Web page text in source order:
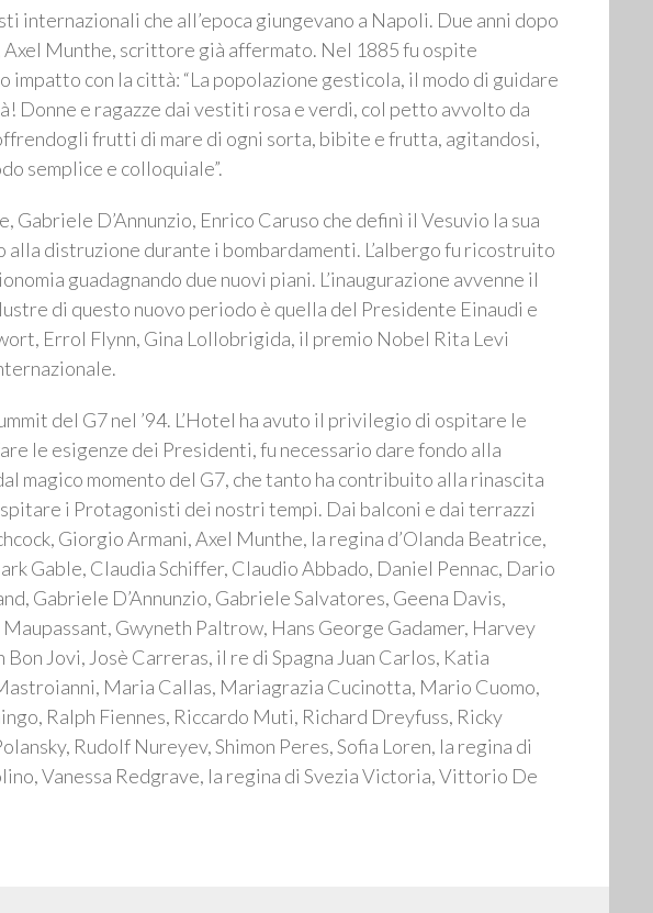
internazionali che all’epoca giungevano a Napoli. Due anni dopo
Axel Munthe, scrittore già affermato. Nel 1885 fu ospite
con la città: “La popolazione gesticola, il modo di guidare
Donne e ragazze dai vestiti rosa e verdi, col petto avvolto da
frutti di mare di ogni sorta, bibite e frutta, agitandosi,
semplice e colloquiale”.
D’Annunzio, Enrico Caruso che definì il Vesuvio la sua
alla distruzione durante i bombardamenti. L’albergo fu ricostruito
guadagnando due nuovi piani. L’inaugurazione avvenne il
di questo nuovo periodo è quella del Presidente Einaudi e
Errol Flynn, Gina Lollobrigida, il premio Nobel Rita Levi
del G7 nel ’94. L’Hotel ha avuto il privilegio di ospitare le
le esigenze dei Presidenti, fu necessario dare fondo alla
magico momento del G7, che tanto ha contribuito alla rinascita
i Protagonisti dei nostri tempi. Dai balconi e dai terrazzi
Giorgio Armani, Axel Munthe, la regina d’Olanda Beatrice,
Gable, Claudia Schiffer, Claudio Abbado, Daniel Pennac, Dario
Gabriele D’Annunzio, Gabriele Salvatores, Geena Davis,
Gwyneth Paltrow, Hans George Gadamer, Harvey
Jovi, Josè Carreras, il re di Spagna Juan Carlos, Katia
Maria Callas, Mariagrazia Cucinotta, Mario Cuomo,
Ralph Fiennes, Riccardo Muti, Richard Dreyfuss, Ricky
Rudolf Nureyev, Shimon Peres, Sofia Loren, la regina di
Vanessa Redgrave, la regina di Svezia Victoria, Vittorio De